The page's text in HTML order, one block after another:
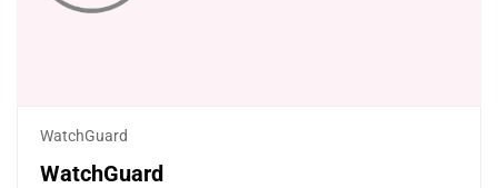
WatchGuard
WatchGuard